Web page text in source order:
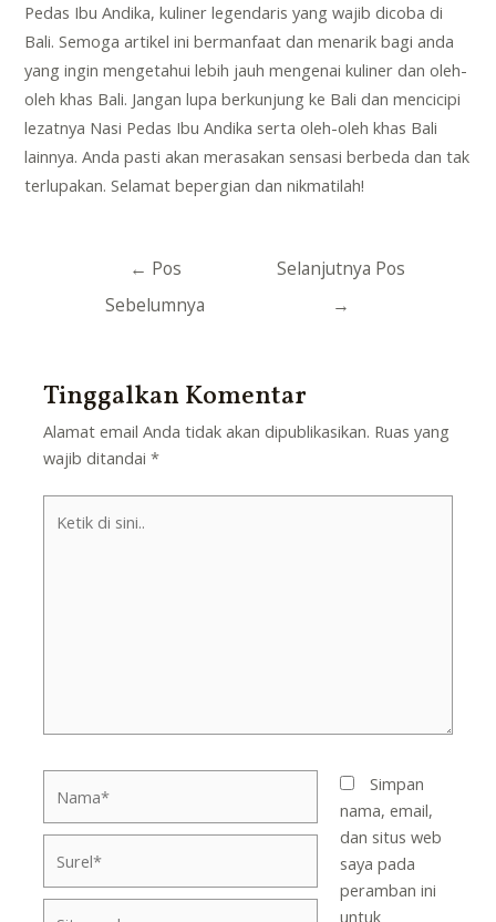
Pedas Ibu Andika, kuliner legendaris yang wajib dicoba di
Bali. Semoga artikel ini bermanfaat dan menarik bagi anda
yang ingin mengetahui lebih jauh mengenai kuliner dan oleh-
oleh khas Bali. Jangan lupa berkunjung ke Bali dan mencicipi
lezatnya Nasi Pedas Ibu Andika serta oleh-oleh khas Bali
lainnya. Anda pasti akan merasakan sensasi berbeda dan tak
terlupakan. Selamat bepergian dan nikmatilah!
← Pos
Sebelumnya
Selanjutnya Pos
→
Tinggalkan Komentar
Alamat email Anda tidak akan dipublikasikan. Ruas yang
wajib ditandai*
Simpan
nama, email,
dan situs web
saya pada
peramban ini
untuk